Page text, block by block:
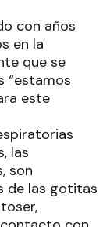
con años
en la
que se
“estamos
este
las
son
de las gotitas